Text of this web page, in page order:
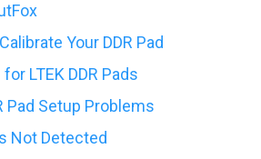
Your DDR Pad
LTEK DDR Pads
Pad Setup Problems
Not Detected